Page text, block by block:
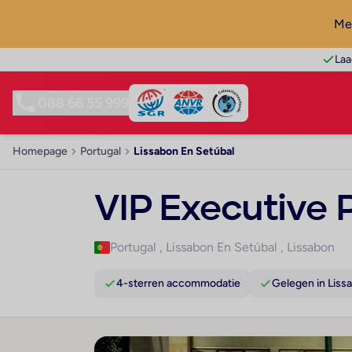
Homepage Portugal Lissabon En Setúbal
VIP Executive
Portugal , Lissabon En Setúbal , Lissabon
4-sterren accommodatie Gelegen in